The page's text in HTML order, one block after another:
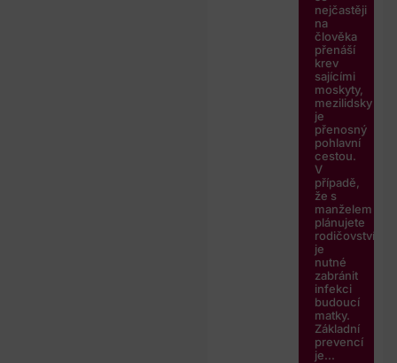
nejčastěji
na
člověka
přenáší
krev
sajícími
moskyty,
mezilidsky
je
přenosný
pohlavní
cestou.
V
případě,
že s
manželem
plánujete
rodičovství,
je
nutné
zabránit
infekci
budoucí
matky.
Základní
prevencí
je...